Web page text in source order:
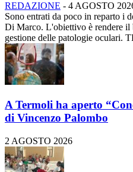
REDAZIONE - 4 AGOSTO
Sono entrati da poco in reparto i
Di Marco. L'obiettivo è rendere il
gestione delle patologie oculari.
A Termoli ha aperto
di Vincenzo Palombo
2 AGOSTO 2026